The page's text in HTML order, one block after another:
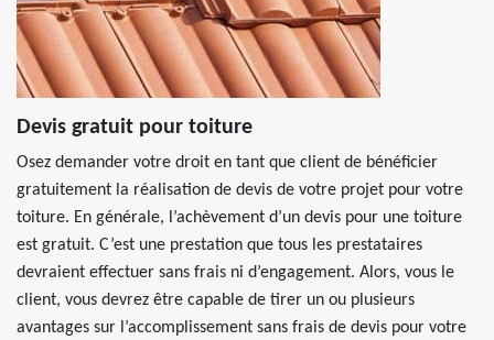
Devis gratuit pour toiture
Osez demander votre droit en tant que client de bénéficier
gratuitement la réalisation de devis de votre projet pour votre
toiture. En générale, l’achèvement d’un devis pour une toiture
est gratuit. C’est une prestation que tous les prestataires
devraient effectuer sans frais ni d’engagement. Alors, vous le
client, vous devrez être capable de tirer un ou plusieurs
avantages sur l’accomplissement sans frais de devis pour votre